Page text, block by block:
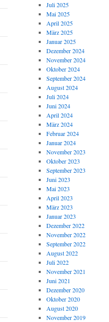
Juli 2025
Mai 2025
April 2025
März 2025
Januar 2025
Dezember 2024
November 2024
Oktober 2024
September 2024
August 2024
Juli 2024
Juni 2024
April 2024
März 2024
Februar 2024
Januar 2024
November 2023
Oktober 2023
September 2023
Juni 2023
Mai 2023
April 2023
März 2023
Januar 2023
Dezember 2022
November 2022
September 2022
August 2022
Juli 2022
November 2021
Juni 2021
Dezember 2020
Oktober 2020
August 2020
November 2019